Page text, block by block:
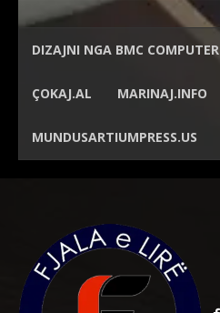
DIZAJNI NGA BMC COMPUTER
ÇOKAJ.AL MARINAJ.INFO
MUNDUSARTIUMPRESS.US